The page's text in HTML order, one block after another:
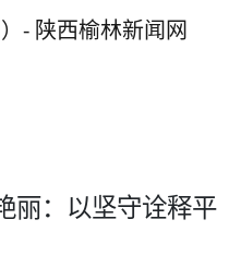
丽：以坚守诠释平